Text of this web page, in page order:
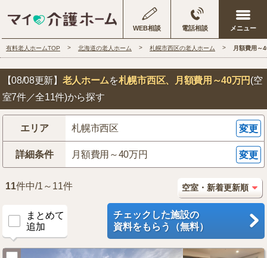
WEB相談 電話相談
有料老人ホームTOP 北海道の老人ホーム 札幌市西区の老人ホーム 月額費用～
【08/08更新】 老人ホームを札幌市西区、月額費用～40万円 (空
室7件／全11件)から探す
エリア 札幌市西区 変更
詳細条件 月額費用～40万円 変更
11件中/1～11件
まとめて
追加
チェックした施設の
資料をもらう（無料）